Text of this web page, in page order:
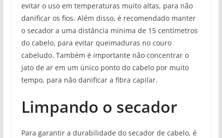
evitar o uso em temperaturas muito altas, para não
danificar os fios. Além disso, é recomendado manter
o secador a uma distância mínima de 15 centímetros
do cabelo, para evitar queimaduras no couro
cabeludo. Também é importante não concentrar o
jato de ar em um único ponto do cabelo por muito
tempo, para não danificar a fibra capilar.
Limpando o secador
Para garantir a durabilidade do secador de cabelo, é